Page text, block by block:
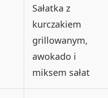
Sałatka z
kurczakiem
grillowanym,
awokado i
miksem sałat